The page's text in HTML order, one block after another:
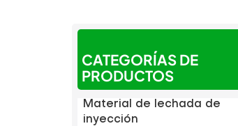
CATEGORÍAS DE
PRODUCTOS
Material de lechada de
inyección